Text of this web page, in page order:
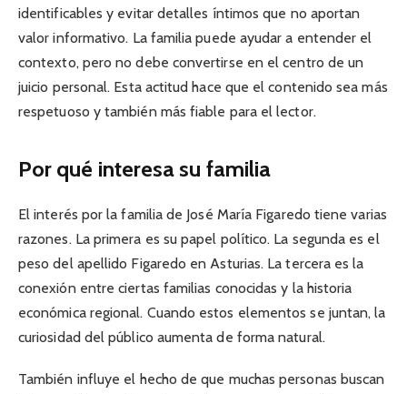
identificables y evitar detalles íntimos que no aportan
valor informativo. La familia puede ayudar a entender el
contexto, pero no debe convertirse en el centro de un
juicio personal. Esta actitud hace que el contenido sea más
respetuoso y también más fiable para el lector.
Por qué interesa su familia
El interés por la familia de José María Figaredo tiene varias
razones. La primera es su papel político. La segunda es el
peso del apellido Figaredo en Asturias. La tercera es la
conexión entre ciertas familias conocidas y la historia
económica regional. Cuando estos elementos se juntan, la
curiosidad del público aumenta de forma natural.
También influye el hecho de que muchas personas buscan